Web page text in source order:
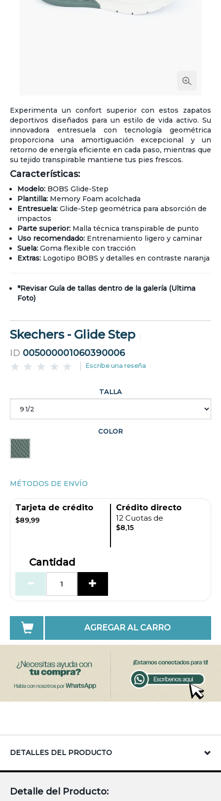
Experimenta un confort superior con estos zapatos
deportivos diseñados para un estilo de vida activo. Su
innovadora entresuela con tecnología geométrica
proporciona una amortiguación excepcional y un
retorno de energía eficiente en cada paso, mientras que
su tejido transpirable mantiene tus pies frescos.
Características:
Modelo: BOBS Glide-Step
Plantilla: Memory Foam acolchada
Entresuela: Glide-Step geométrica para absorción de
impactos
Parte superior: Malla técnica transpirable de punto
Uso recomendado: Entrenamiento ligero y caminar
Suela: Goma flexible con tracción
Extras: Logotipo BOBS y detalles en contraste naranja
*Revisar Guía de tallas dentro de la galería (Ultima
Foto)
Skechers - Glide Step
ID 005000001060390006
Escribe una reseña
TALLA
COLOR
MÉTODOS DE ENVÍO
Tarjeta de crédito
$89,99
Crédito directo
12 Cuotas de
$8,15
Cantidad
AGREGAR AL CARRO
DETALLES DEL PRODUCTO
Detalle del Producto: